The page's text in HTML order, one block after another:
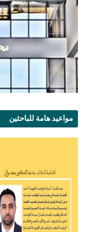
مواعيد هامة للباحثين